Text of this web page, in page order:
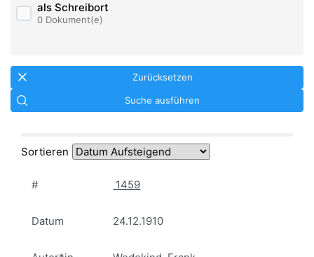
als Schreibort
0 Dokument(e)
Zurücksetzen
Suche ausführen
Sortieren
# 1459
Datum 24.12.1910